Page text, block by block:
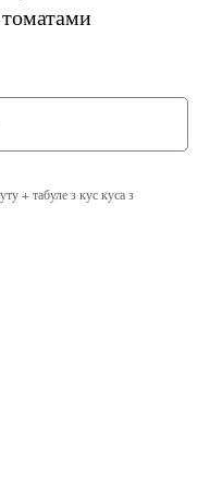
+ табуле з кус куса з